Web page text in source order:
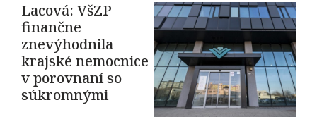
Lacová: VšZP
finančne
znevýhodnila
krajské nemocnice
v porovnaní so
súkromnými